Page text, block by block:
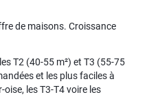
de maisons. Croissance
T2 (40-55 m²) et T3 (55-75
et les plus faciles à
oise, les T3-T4 voire les